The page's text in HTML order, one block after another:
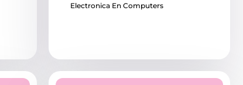
Electronica En Computers